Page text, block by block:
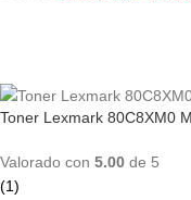
Toner Lexmark 80C8XM0
Valorado con 5.00 de 5
(1)